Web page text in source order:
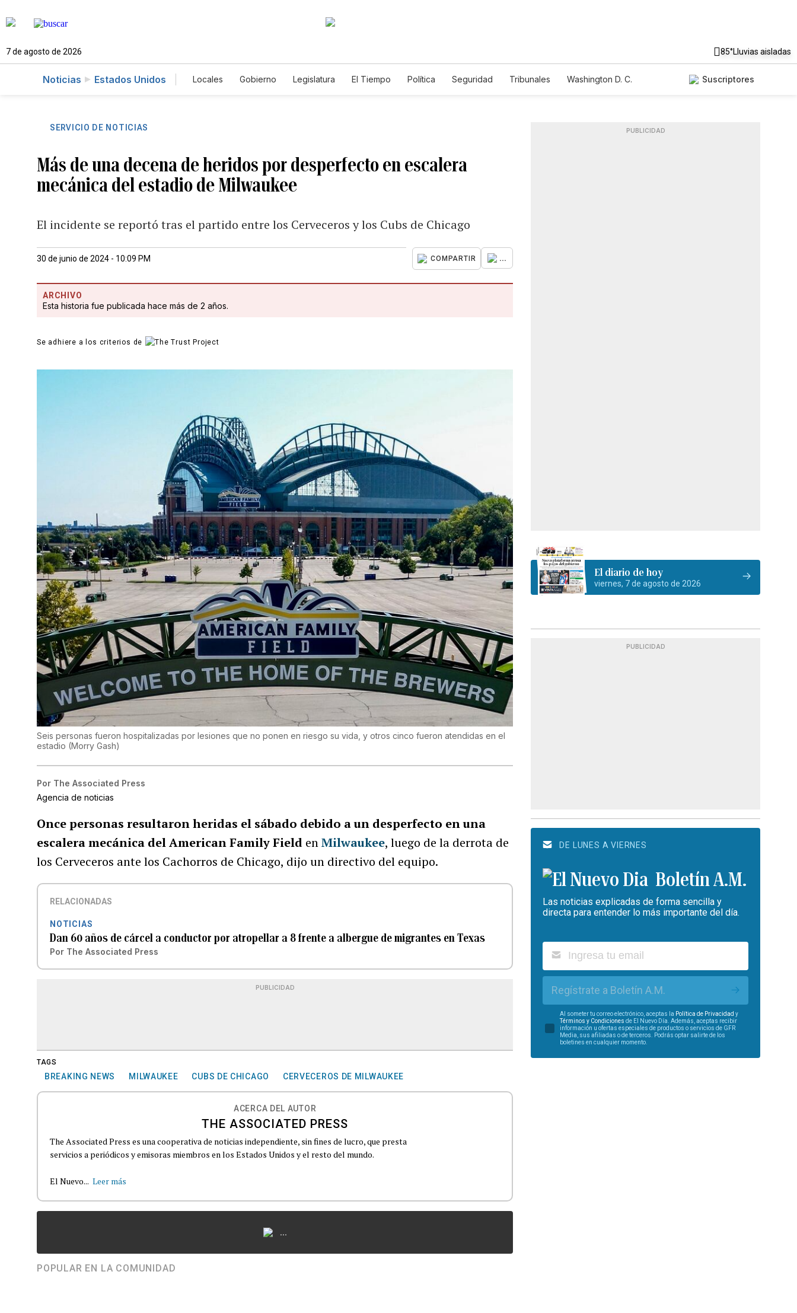
7 de agosto de 2026 85°Lluvias aisladas
Noticias Estados Unidos Locales Gobierno Legislatura El Tiempo Política Seguridad Tribunales
Washington D. C.
Suscriptores
SERVICIO DE NOTICIAS
Más de una decena de heridos por desperfecto en escalera
mecánica del estadio de Milwaukee
El incidente se reportó tras el partido entre los Cerveceros y los Cubs de Chicago
30 de junio de 2024 - 10:09 PM COMPARTIR ...
ARCHIVO
Esta historia fue publicada hace más de 2 años.
Se adhiere a los criterios de
Seis personas fueron hospitalizadas por lesiones que no ponen en riesgo su vida, y otros cinco fueron atendidas en el
estadio (Morry Gash)
Por The Associated Press
Agencia de noticias
Once personas resultaron heridas el sábado debido a un desperfecto en una
escalera mecánica del American Family Field enMilwaukee, luego de la derrota de
los Cerveceros ante los Cachorros de Chicago, dijo un directivo del equipo.
RELACIONADAS
NOTICIAS
Dan 60 años de cárcel a conductor por atropellar a 8 frente a albergue de migrantes en Texas
Por The Associated Press
PUBLICIDAD
TAGS
BREAKING NEWS MILWAUKEE CUBS DE CHICAGO CERVECEROS DE MILWAUKEE
ACERCA DEL AUTOR
THE ASSOCIATED PRESS
The Associated Press es una cooperativa de noticias independiente, sin fines de lucro, que presta
servicios a periódicos y emisoras miembros en los Estados Unidos y el resto del mundo.
El Nuevo... Leer más
...
POPULAR EN LA COMUNIDAD
PUBLICIDAD
El diario de hoy
viernes, 7 de agosto de 2026
PUBLICIDAD
DE LUNES A VIERNES
Boletín A.M.
Las noticias explicadas de forma sencilla y
directa para entender lo más importante del día.
Regístrate a Boletín A.M.
Al someter tu correo electrónico, aceptas la Política de Privacidad y
Términos y Condiciones de El Nuevo Día. Además, aceptas recibir
información u ofertas especiales de productos o servicios de GFR
Media, sus afiliadas o de terceros. Podrás optar salirte de los
boletines en cualquier momento.